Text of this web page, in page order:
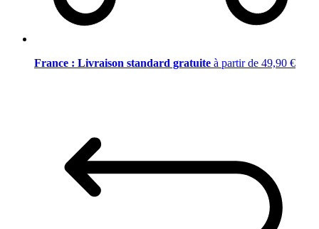
France : Livraison standard gratuite à partir de 49,90 €